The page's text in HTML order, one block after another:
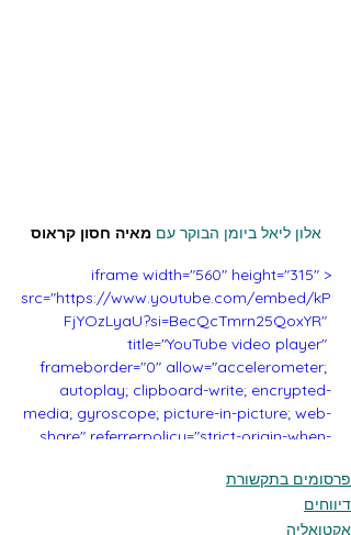
אלון ליאל ביומן הבוקר עם מאיה חסון קראוס
<iframe width="560" height="315"
src="https://www.youtube.com/embed/kP
FjYOzLyaU?si=BecQcTmrn25QoxYR"
title="YouTube video player"
frameborder="0" allow="accelerometer;
autoplay; clipboard-write; encrypted-
media; gyroscope; picture-in-picture; web-
share" referrerpolicy="strict-origin-when-
פרסומים בתקשורת
דיווחים
אקטואליה